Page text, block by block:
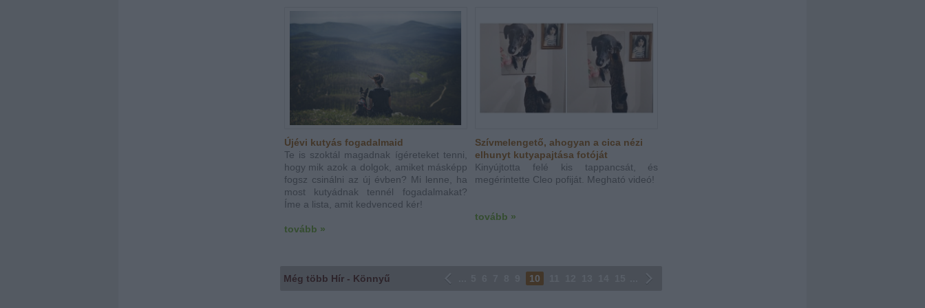
Újévi kutyás fogadalmaid
Te is szoktál magadnak ígéreteket tenni,
hogy mik azok a dolgok, amiket másképp
fogsz csinálni az új évben? Mi lenne, ha
most kutyádnak tennél fogadalmakat?
Íme a lista, amit kedvenced kér!
tovább »
Szívmelengető, ahogyan a cica nézi
elhunyt kutyapajtása fotóját
Kinyújtotta felé kis tappancsát, és
megérintette Cleo pofiját. Megható videó!
tovább »
Még több Hír - Könnyű 10